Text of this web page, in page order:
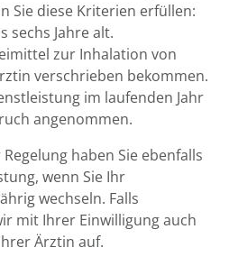
Sie diese Kriterien erfüllen:
sechs Jahre alt.
zur Inhalation von
verschrieben bekommen.
im laufenden Jahr
angenommen.
haben Sie ebenfalls
wenn Sie Ihr
wechseln. Falls
mit Ihrer Einwilligung auch
Ärztin auf.